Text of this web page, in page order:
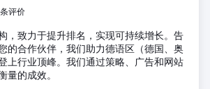
评价
，致力于提升排名，实现可持续增长。告
的合作伙伴，我们助力德语区（德国、奥
上行业顶峰。我们通过策略、广告和网站
量的成效。